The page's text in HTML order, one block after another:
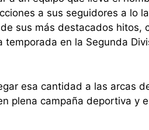
a sus seguidores a lo
sus más destacados hitos,
en la Segunda
esa cantidad a las arcas
plena campaña deportiva y